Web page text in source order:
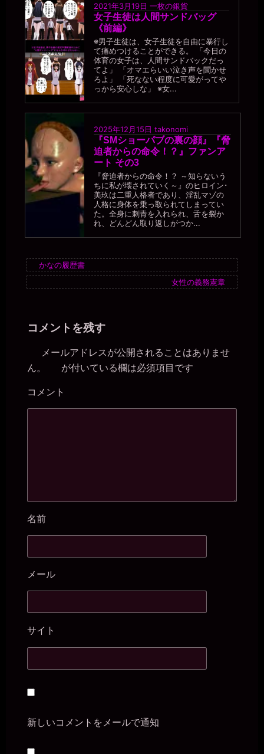
2021年3月19日 一枚の銀貨
女子生徒は人間サンドバッグ
《前編》
※男子生徒は、女子生徒を自由に暴行し
て痛めつけることができる。 「今日の
体育の女子は、人間サンドバックだっ
てよ」 「オマエらいい泣き声を聞かせ
ろよ」 「死なない程度に可愛がってや
っから安心しな」 ※女...
2025年12月15日 takonomi
『SMショーパブの裏の顔』『脅
迫者からの命令！？』ファンア
ート その3
『脅迫者からの命令！？ ～知らないう
ちに私が壊されていく～』のヒロイン･
美玖は二重人格者であり、淫乱マゾの
人格に身体を乗っ取られてしまってい
た。全身に刺青を入れられ、舌を裂か
れ、どんどん取り返しがつか...
かなの履歴書
女性の義務憲章
コメントを残す
メールアドレスが公開されることはありませ
ん。
※
が付いている欄は必須項目です
コメント
名前
メール
サイト
新しいコメントをメールで通知